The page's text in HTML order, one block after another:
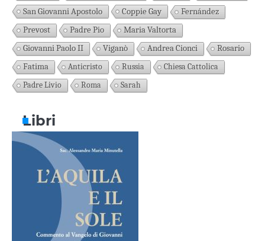
San Giovanni Apostolo
Coppie Gay
Fernández
Prevost
Padre Pio
Maria Valtorta
Giovanni Paolo II
Viganò Andrea Cionci
Rosario
Fatima
Anticristo Russia
Chiesa Cattolica
Padre Livio
Roma Sarah
Libri